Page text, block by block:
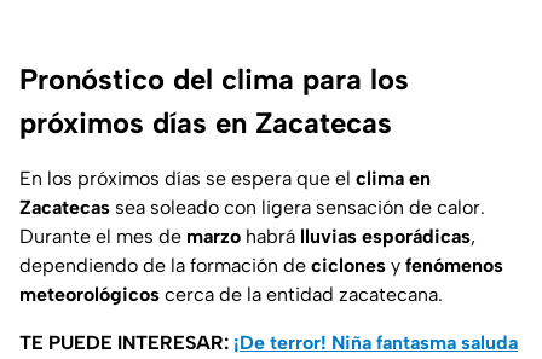
Pronóstico del clima para los
próximos días en Zacatecas
En los próximos días se espera que el clima en
Zacatecas sea soleado con ligera sensación de calor.
Durante el mes de marzo habrá lluvias esporádicas,
dependiendo de la formación de ciclones y fenómenos
meteorológicos cerca de la entidad zacatecana.
TE PUEDE INTERESAR: ¡De terror! Niña fantasma saluda